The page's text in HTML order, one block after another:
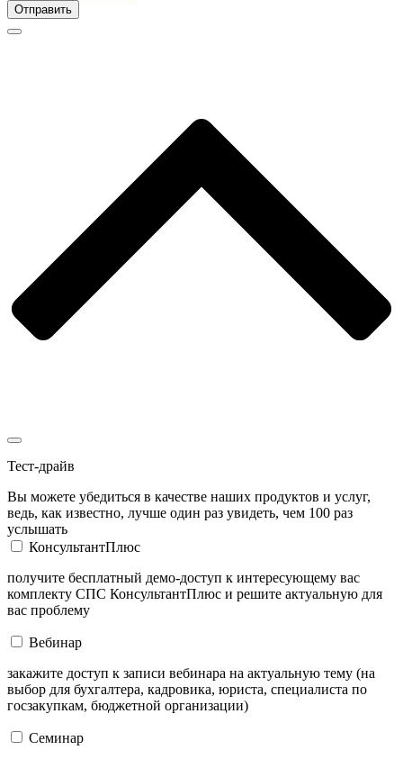
Отправить
Тест-драйв
Вы можете убедиться в качестве наших продуктов и услуг,
ведь, как известно, лучше один раз увидеть, чем 100 раз
услышать
КонсультантПлюс
получите бесплатный демо-доступ к интересующему вас
комплекту СПС КонсультантПлюс и решите актуальную для
вас проблему
Вебинар
закажите доступ к записи вебинара на актуальную тему (на
выбор для бухгалтера, кадровика, юриста, специалиста по
госзакупкам, бюджетной организации)
Семинар